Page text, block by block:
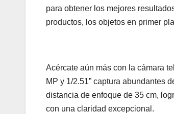
para obtener los mejores
productos, los objetos en primer
Acércate aún más con la cámara
MP y 1/2.51” captura abundantes
distancia de enfoque de 35 cm,
con una claridad excepcional.